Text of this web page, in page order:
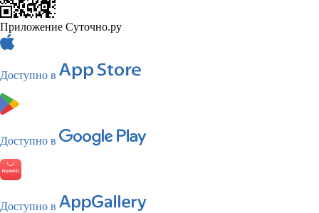
Приложение Суточно.ру
Доступно в
Доступно в
Доступно в